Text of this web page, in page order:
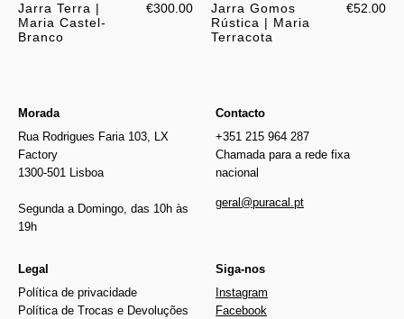
Jarra Terra |
Maria Castel-
Branco
€300.00
Jarra Gomos
Rústica | Maria
Terracota
€52.00
Morada
Rua Rodrigues Faria 103, LX
Factory
1300-501 Lisboa
Segunda a Domingo, das 10h às
19h
Contacto
+351 215 964 287
Chamada para a rede fixa
nacional
geral@puracal.pt
Legal
Política de privacidade
Política de Trocas e Devoluções
Siga-nos
Instagram
Facebook